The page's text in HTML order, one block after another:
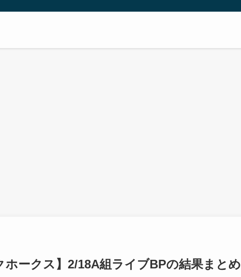
ホークス】2/18A組ライブBPの結果まとめ